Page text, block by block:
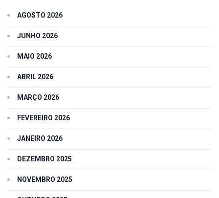
AGOSTO 2026
JUNHO 2026
MAIO 2026
ABRIL 2026
MARÇO 2026
FEVEREIRO 2026
JANEIRO 2026
DEZEMBRO 2025
NOVEMBRO 2025